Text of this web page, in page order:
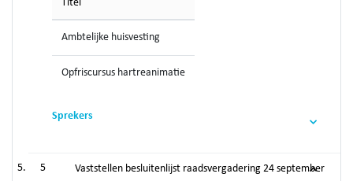
Titel
Ambtelijke huisvesting
Opfriscursus hartreanimatie
Sprekers
5
Vaststellen besluitenlijst raadsvergadering 24 september